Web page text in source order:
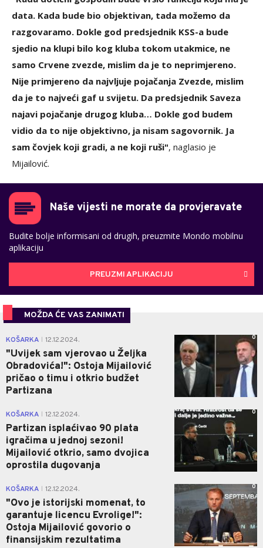
data. Kada bude bio objektivan, tada možemo da
razgovaramo. Dokle god predsjednik KSS-a bude
sjedio na klupi bilo kog kluba tokom utakmice, ne
samo Crvene zvezde, mislim da je to neprimjereno.
Nije primjereno da najvljuje pojačanja Zvezde, mislim
da je to najveći gaf u svijetu. Da predsjednik Saveza
najavi pojačanje drugog kluba… Dokle god budem
vidio da to nije objektivno, ja nisam sagovornik. Ja
sam čovjek koji gradi, a ne koji ruši", naglasio je
Mijailović.
Naše vijesti ne morate da provjeravate
Budite bolje informisani od drugih, preuzmite Mondo mobilnu
aplikaciju
PREUZMI APLIKACIJU
MOŽDA ĆE VAS ZANIMATI
KOŠARKA 12.12.2024.
"Uvijek sam vjerovao u Željka
Obradovića!": Ostoja Mijailović
pričao o timu i otkrio budžet
Partizana
0
KOŠARKA 12.12.2024.
Partizan isplaćivao 90 plata
igračima u jednoj sezoni!
Mijailović otkrio, samo dvojica
oprostila dugovanja
0
KOŠARKA 12.12.2024.
"Ovo je istorijski momenat, to
garantuje licencu Evrolige!":
Ostoja Mijailović govorio o
finansijskim rezultatima
0